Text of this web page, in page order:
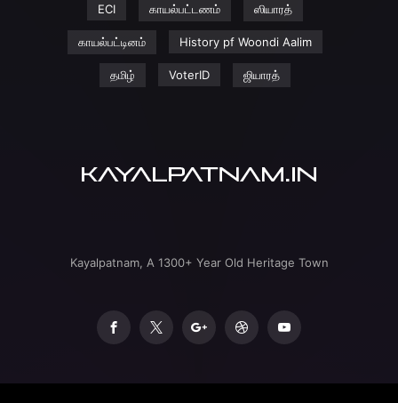
ECI காயல்பட்டணம் ஸியாரத்
காயல்பட்டினம் History pf Woondi Aalim
தமிழ் VoterID ஜியாரத்
Kayalpatnam, A 1300+ Year Old Heritage Town